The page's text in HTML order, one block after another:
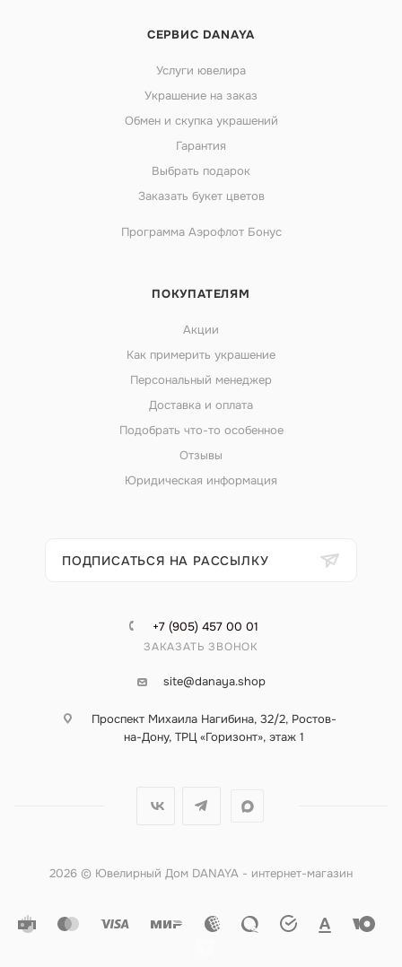
СЕРВИС DANAYA
Услуги ювелира
Украшение на заказ
Обмен и скупка украшений
Гарантия
Выбрать подарок
Заказать букет цветов
Программа Аэрофлот Бонус
ПОКУПАТЕЛЯМ
Акции
Как примерить украшение
Персональный менеджер
Доставка и оплата
Подобрать что-то особенное
Отзывы
Юридическая информация
ПОДПИСАТЬСЯ НА РАССЫЛКУ
+7 (905) 457 00 01
ЗАКАЗАТЬ ЗВОНОК
site@danaya.shop
Проспект Михаила Нагибина, 32/2, Ростов-
на-Дону, ТРЦ «Горизонт», этаж 1
2026 © Ювелирный Дом DANAYA - интернет-магазин